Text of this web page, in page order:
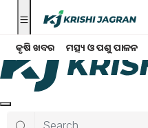
କୃଷି ଖବର ମତ୍ସ୍ୟ ଓ ପଶୁ ପାଳନ